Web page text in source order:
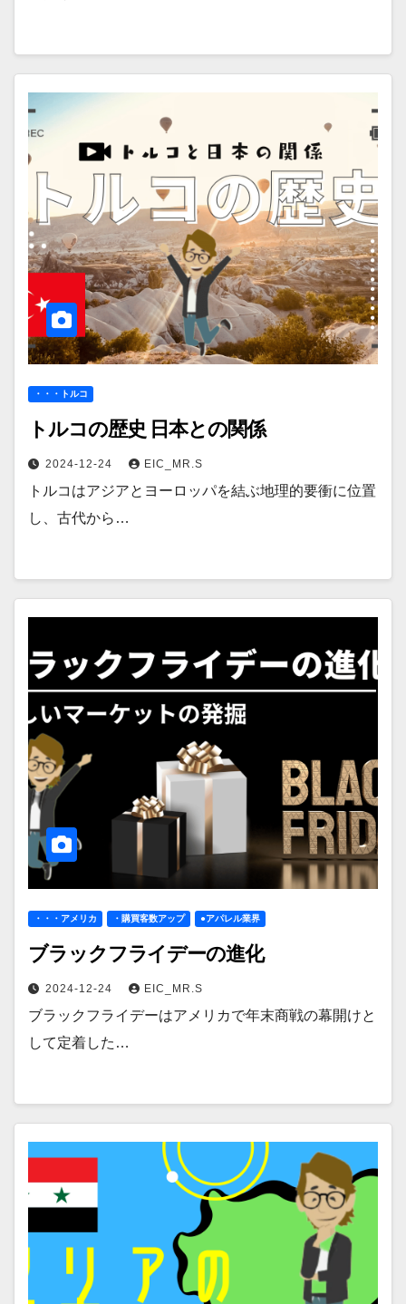
・・・トルコ
トルコの歴史 日本との関係
2024-12-24 EIC_MR.S
トルコはアジアとヨーロッパを結ぶ地理的要衝に位置
し、古代から…
・・・アメリカ ・購買客数アップ ●アパレル業界
ブラックフライデーの進化
2024-12-24 EIC_MR.S
ブラックフライデーはアメリカで年末商戦の幕開けと
して定着した…